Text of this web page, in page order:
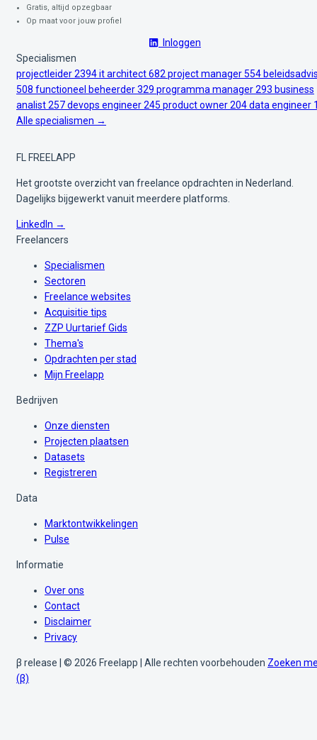
Gratis, altijd opzegbaar
Op maat voor jouw profiel
Inloggen
Specialismen
projectleider2394it architect682project manager554
508 functioneel beheerder329 programma manager293 business
analist257devops engineer245 product owner204data engineer
Alle specialismen →
FL FREELAPP
Het grootste overzicht van freelance opdrachten in Nederland.
Dagelijks bijgewerkt vanuit meerdere platforms.
LinkedIn →
Freelancers
Specialismen
Sectoren
Freelance websites
Acquisitie tips
ZZP Uurtarief Gids
Thema's
Opdrachten per stad
Mijn Freelapp
Bedrijven
Onze diensten
Projecten plaatsen
Datasets
Registreren
Data
Marktontwikkelingen
Pulse
Informatie
Over ons
Contact
Disclaimer
Privacy
β release | © 2026 Freelapp | Alle rechten voorbehouden Zoeken
(β)